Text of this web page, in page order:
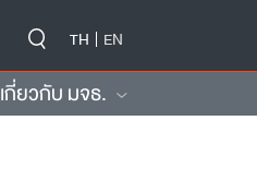
TH EN
เกี่ยวกับ มจธ.